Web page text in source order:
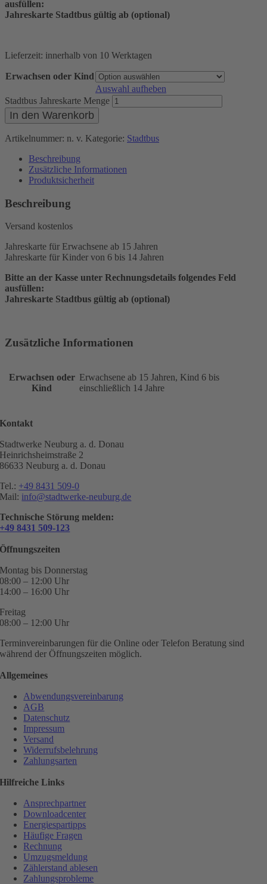
ausfüllen:
Jahreskarte Stadtbus gültig ab (optional)
Lieferzeit: innerhalb von 10 Werktagen
Erwachsen oder Kind
Auswahl aufheben
Stadtbus Jahreskarte Menge
In den Warenkorb
Artikelnummer: n. v. Kategorie: Stadtbus
Beschreibung
Zusätzliche Informationen
Produktsicherheit
Beschreibung
Versand kostenlos
Jahreskarte für Erwachsene ab 15 Jahren
Jahreskarte für Kinder von 6 bis 14 Jahren
Bitte an der Kasse unter Rechnungsdetails folgendes Feld
ausfüllen:
Jahreskarte Stadtbus gültig ab (optional)
Zusätzliche Informationen
Erwachsen oder
Kind
Erwachsene ab 15 Jahren, Kind 6 bis
einschließlich 14 Jahre
Kontakt
Stadtwerke Neuburg a. d. Donau
Heinrichsheimstraße 2
86633 Neuburg a. d. Donau
Tel.: +49 8431 509-0
Mail: info@stadtwerke-neuburg.de
Technische Störung melden:
+49 8431 509-123
Öffnungszeiten
Montag bis Donnerstag
08:00 – 12:00 Uhr
14:00 – 16:00 Uhr
Freitag
08:00 – 12:00 Uhr
Terminvereinbarungen für die Online oder Telefon Beratung sind
während der Öffnungszeiten möglich.
Allgemeines
Abwendungsvereinbarung
AGB
Datenschutz
Impressum
Versand
Widerrufsbelehrung
Zahlungsarten
Hilfreiche Links
Ansprechpartner
Downloadcenter
Energiespartipps
Häufige Fragen
Rechnung
Umzugsmeldung
Zählerstand ablesen
Zahlungsprobleme